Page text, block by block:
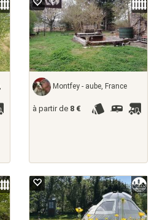
Montfey - aube, France
à partir de 8 €